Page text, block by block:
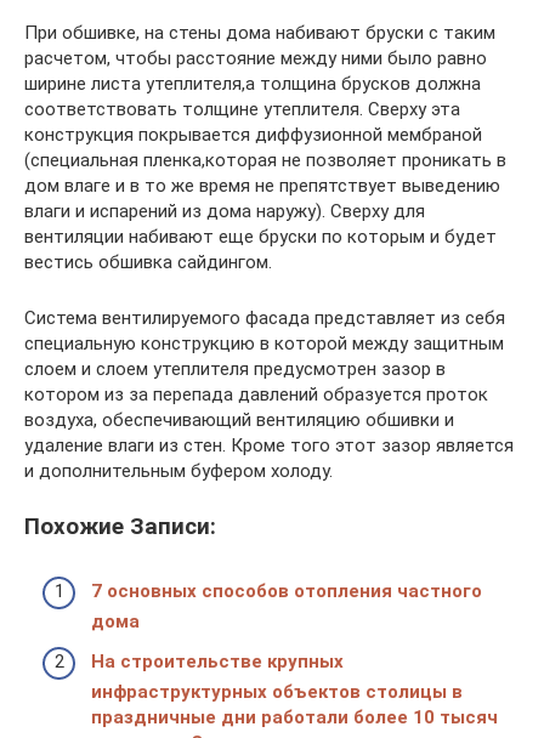
При обшивке, на стены дома набивают бруски с таким
расчетом, чтобы расстояние между ними было равно
ширине листа утеплителя,а толщина брусков должна
соответствовать толщине утеплителя. Сверху эта
конструкция покрывается диффузионной мембраной
(специальная пленка,которая не позволяет проникать в
дом влаге и в то же время не препятствует выведению
влаги и испарений из дома наружу). Сверху для
вентиляции набивают еще бруски по которым и будет
вестись обшивка сайдингом.
Система вентилируемого фасада представляет из себя
специальную конструкцию в которой между защитным
слоем и слоем утеплителя предусмотрен зазор в
котором из за перепада давлений образуется проток
воздуха, обеспечивающий вентиляцию обшивки и
удаление влаги из стен. Кроме того этот зазор является
и дополнительным буфером холоду.
Похожие Записи:
7 основных способов отопления частного
дома
На строительстве крупных
инфраструктурных объектов столицы в
праздничные дни работали более 10 тысяч